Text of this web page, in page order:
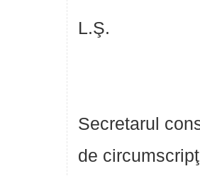
L.Ş.
Secretarul
de